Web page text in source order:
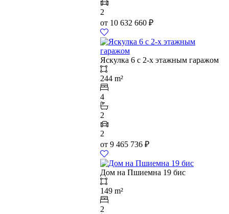
2
от 10 632 660 ₽
Яскулка 6 с 2-х этажным гаражом
244 m²
4
2
2
от 9 465 736 ₽
Дом на Пшиемна 19 бис
149 m²
2